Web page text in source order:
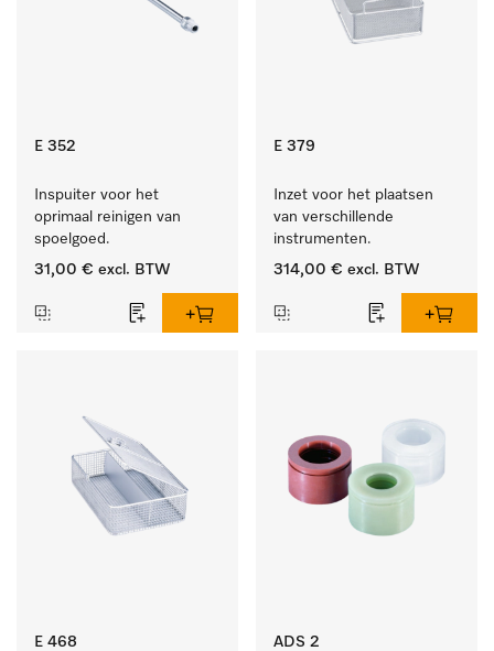
E 352
Inspuiter voor het
oprimaal reinigen van
spoelgoed.
31,00 € excl. BTW
E 379
Inzet voor het plaatsen
van verschillende
instrumenten.
314,00 € excl. BTW
E 468 ADS 2